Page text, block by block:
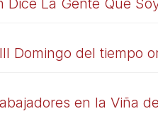
La Gente Que
Domingo del tiempo
en la Viña